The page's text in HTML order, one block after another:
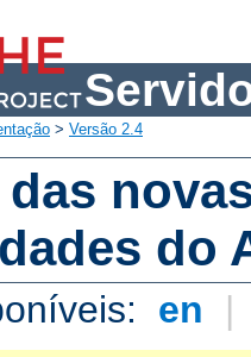
> Versão 2.4
do
en |